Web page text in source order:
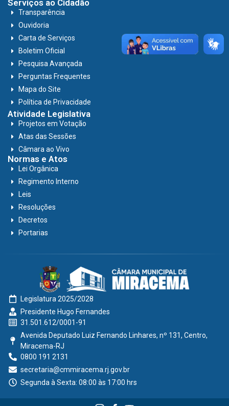
Transparência
Ouvidoria
Carta de Serviços
Boletim Oficial
Pesquisa Avançada
Perguntas Frequentes
Mapa do Site
Política de Privacidade
Atividade Legislativa
Projetos em Votação
Atas das Sessões
Câmara ao Vivo
Normas e Atos
Lei Orgânica
Regimento Interno
Leis
Resoluções
Decretos
Portarias
Legislatura 2025/2028
Presidente Hugo Fernandes
31.501.612/0001-91
Avenida Deputado Luiz Fernando Linhares, nº 131, Centro,
Miracema-RJ
0800 191 2131
secretaria@cmmiracema.rj.gov.br
Segunda à Sexta: 08:00 às 17:00 hrs